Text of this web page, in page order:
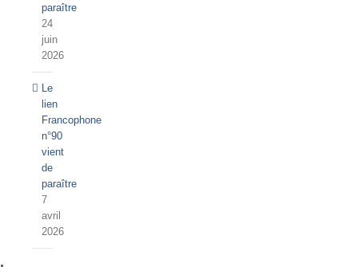
paraître
24
juin
2026
Le
lien
Francophone
n°90
vient
de
paraître
7
avril
2026